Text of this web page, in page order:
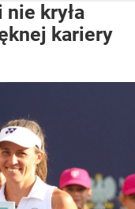
nie kryła
kariery